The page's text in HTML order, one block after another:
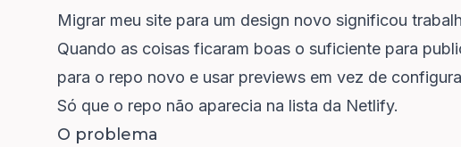
Migrar meu site para um design novo significou
Quando as coisas ficaram boas o suficiente para
para o repo novo e usar previews em vez de
Só que o repo não aparecia na lista da Netlify.
O problema